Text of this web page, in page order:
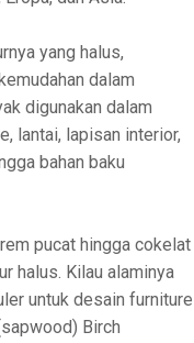
yang halus,
dalam
digunakan dalam
lantai, lapisan interior,
bahan baku
pucat hingga cokelat
halus. Kilau alaminya
untuk desain furniture
Birch